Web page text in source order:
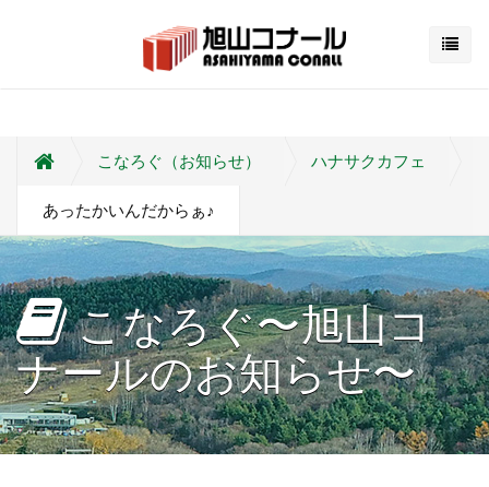
こなろぐ（お知らせ） ハナサクカフェ
あったかいんだからぁ♪
こなろぐ〜旭山コ
ナールのお知らせ〜